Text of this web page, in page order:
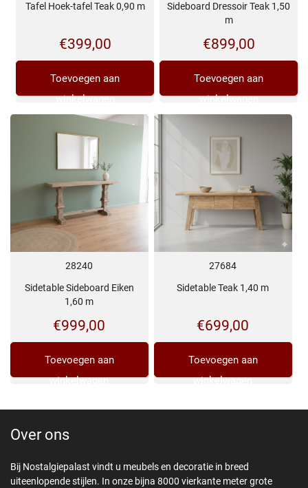
Tafel Hoek-tafel Teak 0,90 m
€399,00
Toevoegen aan
winkelwagen
Sideboard Dressoir Teak 1,50
m
€899,00
Toevoegen aan
winkelwagen
28240
Sidetable Sideboard Eiken
1,60 m
€999,00
Toevoegen aan
winkelwagen
27684
Sidetable Teak 1,40 m
€699,00
Toevoegen aan
winkelwagen
Over ons
Bij Nostalgiepalast vindt u meubels en decoratie in breed
uiteenlopende stijlen. In onze bijna 8000 vierkante meter grote